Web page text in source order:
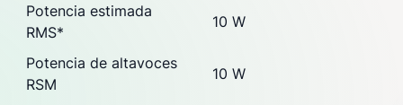
Potencia estimada
RMS*
10 W
Potencia de altavoces
RSM
10 W